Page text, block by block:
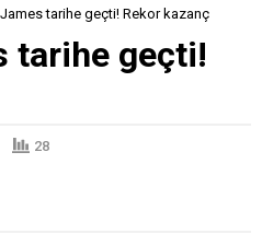
tarihe geçti! Rekor kazanç
tarihe geçti!
28